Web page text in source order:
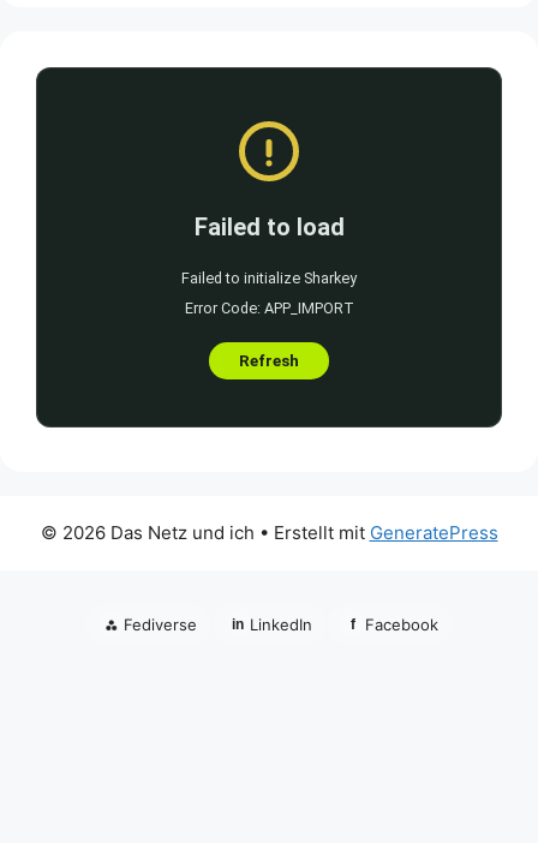
© 2026 Das Netz und ich • Erstellt mit GeneratePress
⁂ Fediverse in LinkedIn f Facebook